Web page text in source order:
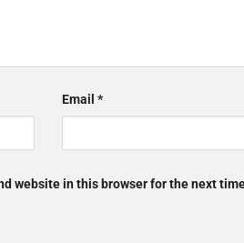
Email *
website in this browser for the next